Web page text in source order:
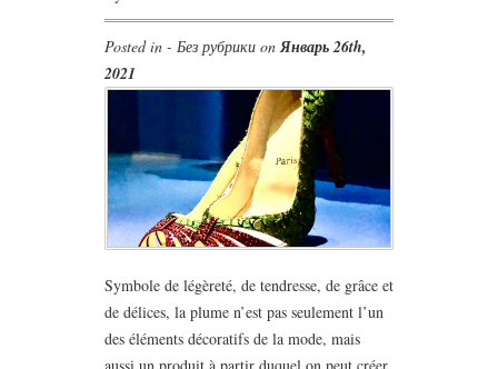
Posted in - Без рубрики onЯнварь 26th,
2021
Symbole de légèreté, de tendresse, de grâce et
de délices, la plume n’est pas seulement l’un
des éléments décoratifs de la mode, mais